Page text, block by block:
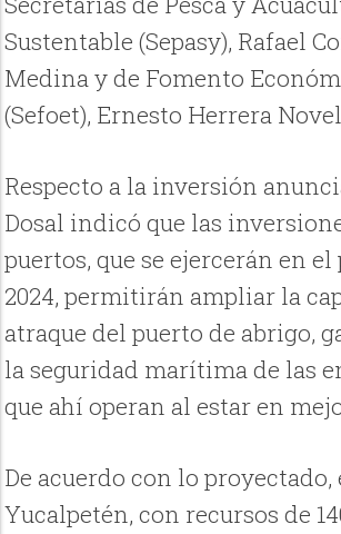
Sustentable (Sepasy), Rafael
Medina y de Fomento
(Sefoet), Ernesto Herrera
Respecto a la inversión
Dosal indicó que las
puertos, que se ejercerán en el
2024, permitirán ampliar la
atraque del puerto de abrigo,
la seguridad marítima de las
que ahí operan al estar en
De acuerdo con lo proyectado,
Yucalpetén, con recursos de